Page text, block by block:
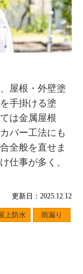
更新日：2025.12.12
上防水 雨漏り
屋根・外壁塗
手掛ける塗
は金属屋根
バー工法にも
全般を直せま
仕事が多く、